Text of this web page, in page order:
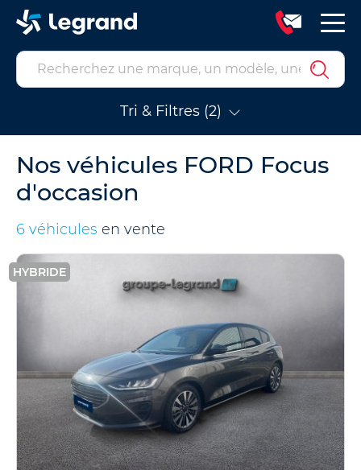
Tri & Filtres (2)
Nos véhicules FORD Focus
d'occasion
6 véhicules en vente
HYBRIDE